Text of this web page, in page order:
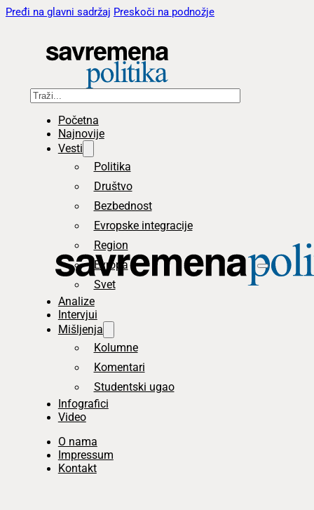
Pređi na glavni sadržaj Preskoči na podnožje
Pretraga
Početna
Najnovije
Vesti
Politika
Društvo
Bezbednost
Evropske integracije
Region
Evropa
Svet
Analize
Intervjui
Mišljenja
Kolumne
Komentari
Studentski ugao
Infografici
Video
O nama
Impressum
Kontakt